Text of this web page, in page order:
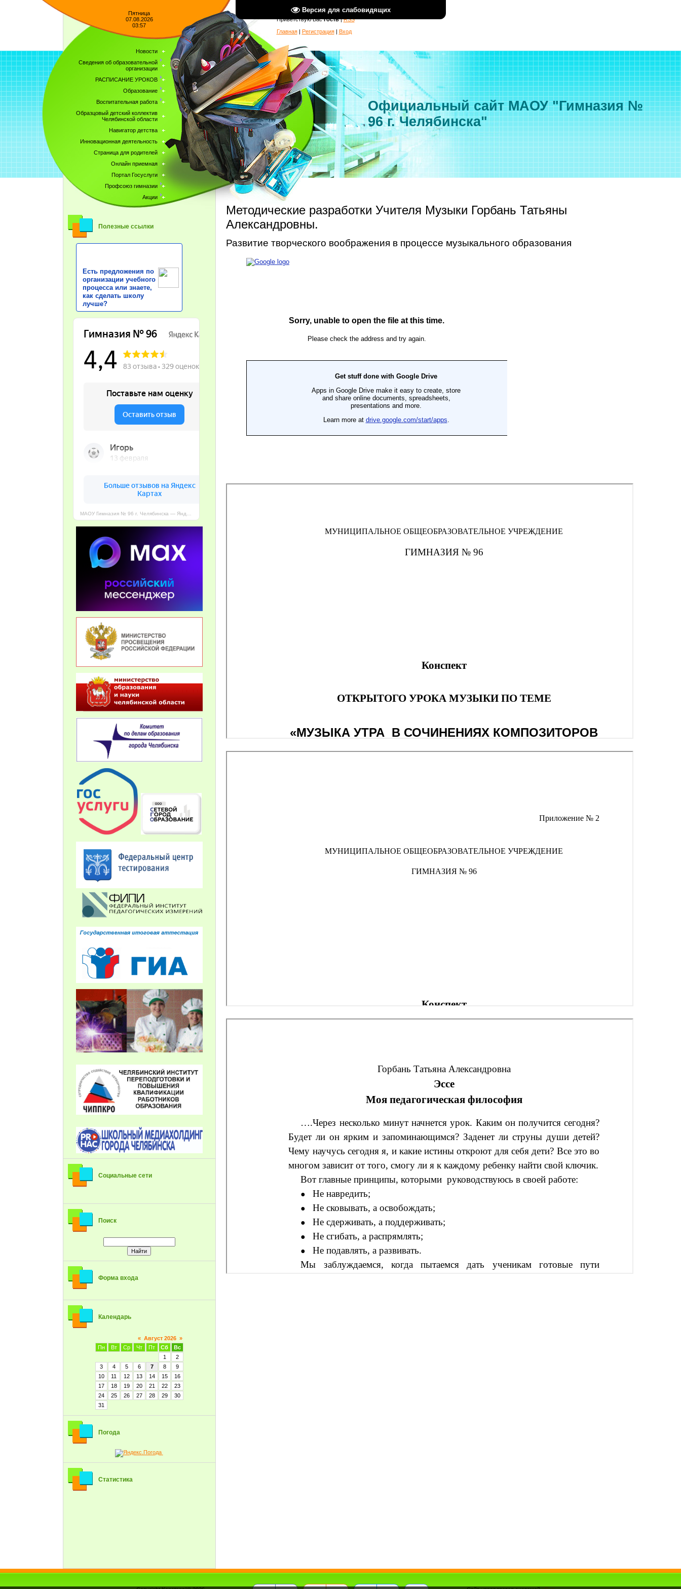
Версия для слабовидящих
Пятница
07.08.2026
03:57
Новости
Сведения об образовательной
организации
РАСПИСАНИЕ УРОКОВ
Образование
Воспитательная работа
Образцовый детский коллектив
Челябинской области
Навигатор детства
Инновационная деятельность
Страница для родителей
Онлайн приемная
Портал Госуслуги
Профсоюз гимназии
Акции
Полезные ссылки
Есть предложения по
организации учебного
процесса или знаете,
как сделать школу
лучше?
Социальные сети
Поиск
Форма входа
Календарь
« Август 2026 »
Пн
Вт Ср Чт Пт Сб
Вс
1
2
3
4 5 6 7 8
9
10
11 12 13 14 15
16
17
18 19 20 21 22
23
24
25 26 27 28 29
30
31
Погода
Статистика
Приветствую Вас Гость|RSS
Главная| Регистрация| Вход
Официальный сайт МАОУ "Гимназия №
96 г. Челябинска"
Методические разработки Учителя Музыки Горбань Татьяны
Александровны.
Развитие творческого воображения в процессе музыкального образования